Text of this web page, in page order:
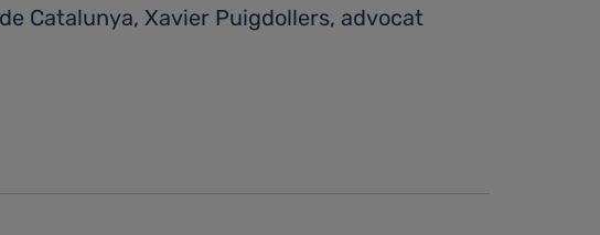
Catalunya, Xavier Puigdollers, advocat